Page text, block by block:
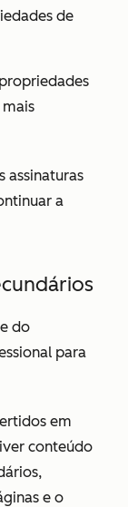
de
assinaturas
a
do
para
em
conteúdo
e o